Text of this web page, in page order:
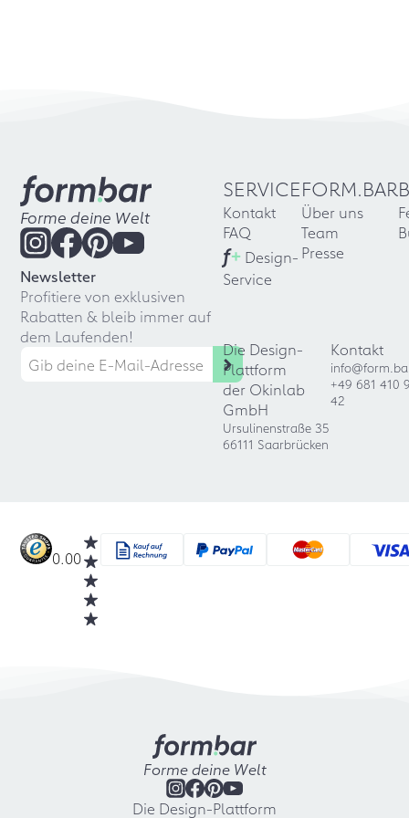
Forme deine Welt
Newsletter
Profitiere von exklusiven
Rabatten & bleib immer auf
dem Laufenden!
SERVICE
Kontakt
FAQ
f+ Design-
Service
FORM.BAR
Über uns
Team
Presse
Die Design-
Plattform
der Okinlab
GmbH
Ursulinenstraße 35
66111 Saarbrücken
Kontakt
+49 681 410
42
0.00
Forme deine Welt
Die Design-Plattform